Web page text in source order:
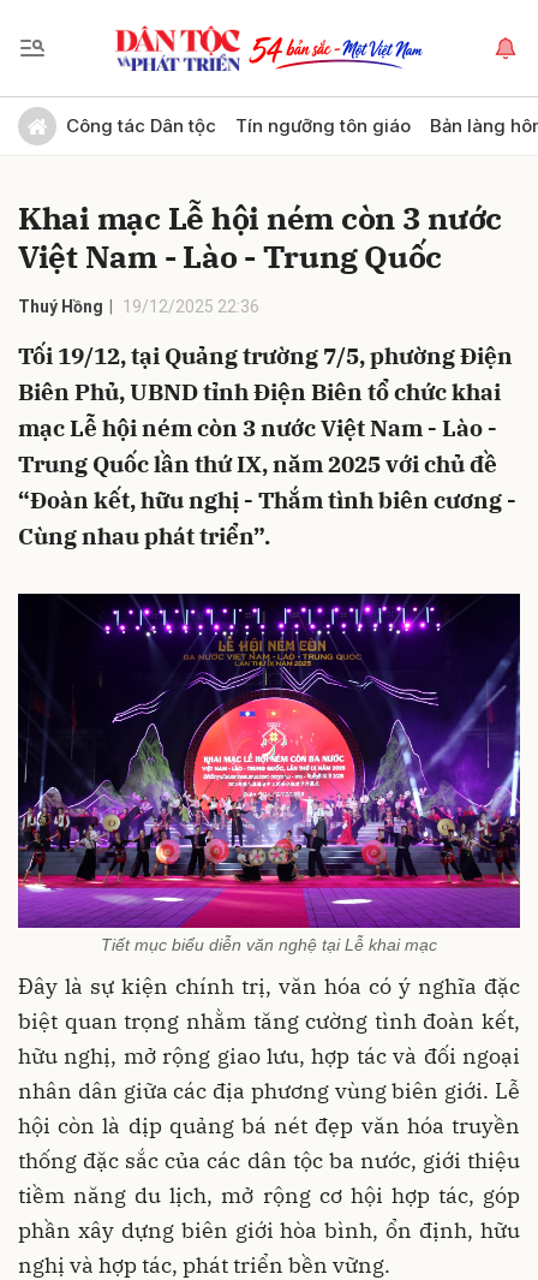
Công tác Dân tộc Tín ngưỡng tôn giáo Bản làng
Khai mạc Lễ hội ném còn 3 nước
Việt Nam - Lào - Trung Quốc
Thuý Hồng 19/12/2025 22:36
Tối 19/12, tại Quảng trường 7/5, phường Điện
Biên Phủ, UBND tỉnh Điện Biên tổ chức khai
mạc Lễ hội ném còn 3 nước Việt Nam - Lào -
Trung Quốc lần thứ IX, năm 2025 với chủ đề
“Đoàn kết, hữu nghị - Thắm tình biên cương -
Cùng nhau phát triển”.
Tiết mục biểu diễn văn nghệ tại Lễ khai mạc
Đây là sự kiện chính trị, văn hóa có ý nghĩa đặc
biệt quan trọng nhằm tăng cường tình đoàn kết,
hữu nghị, mở rộng giao lưu, hợp tác và đối ngoại
nhân dân giữa các địa phương vùng biên giới. Lễ
hội còn là dịp quảng bá nét đẹp văn hóa truyền
thống đặc sắc của các dân tộc ba nước, giới thiệu
tiềm năng du lịch, mở rộng cơ hội hợp tác, góp
phần xây dựng biên giới hòa bình, ổn định, hữu
nghị và hợp tác, phát triển bền vững.
Gửi bình luận
Hủy Gửi